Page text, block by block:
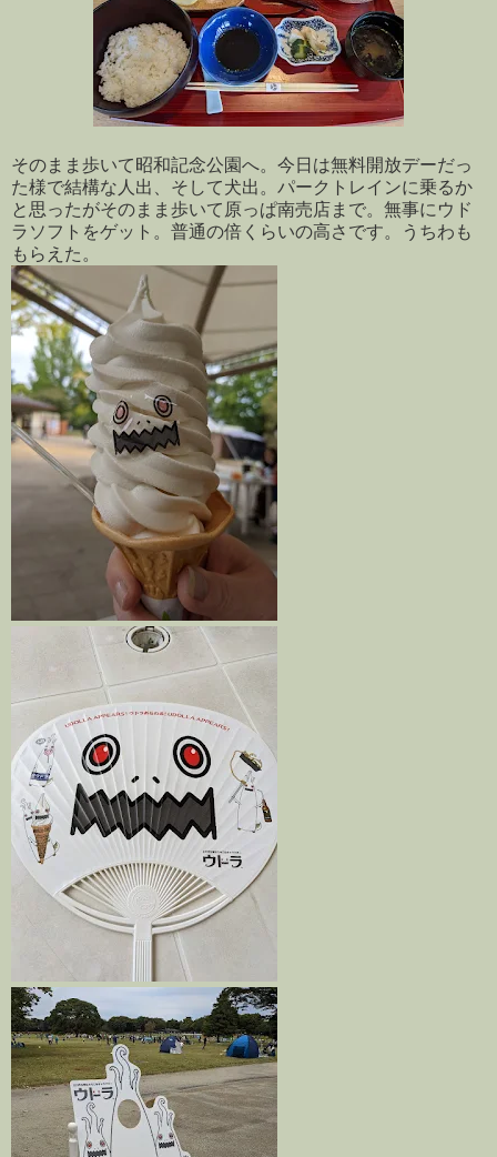
そのまま歩いて昭和記念公園へ。今日は無料開放デーだっ
た様で結構な人出、そして犬出。パークトレインに乗るか
と思ったがそのまま歩いて原っぱ南売店まで。無事にウド
ラソフトをゲット。普通の倍くらいの高さです。うちわも
もらえた。